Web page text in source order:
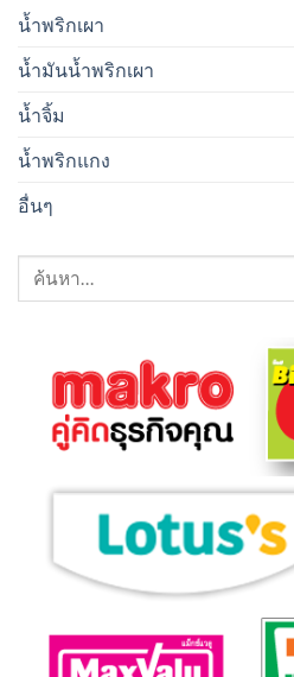
น้ำพริกเผา
น้ำมันน้ำพริกเผา
น้ำจิ้ม
น้ำพริกแกง
อื่นๆ
ค้นหา: